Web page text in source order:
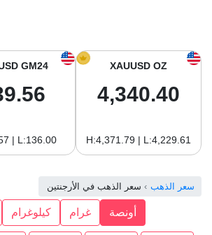
أسعار الذهب في أمريكا الجنوبية
XAUUSD OZ
4,340.40
H:4,371.79 | L:4,229.61
GM24
| L:136.00
سعر الذهب سعر الذهب في الأرجنتين
أونصة غرام كيلوغرام